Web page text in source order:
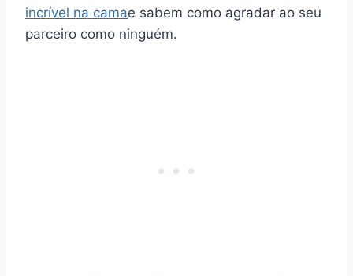
incrível na camae sabem como agradar ao seu
parceiro como ninguém.